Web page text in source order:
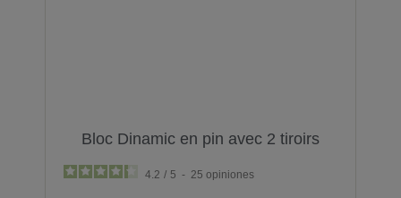
Bloc Dinamic en pin avec 2 tiroirs
4.2 / 5 - 25 opiniones